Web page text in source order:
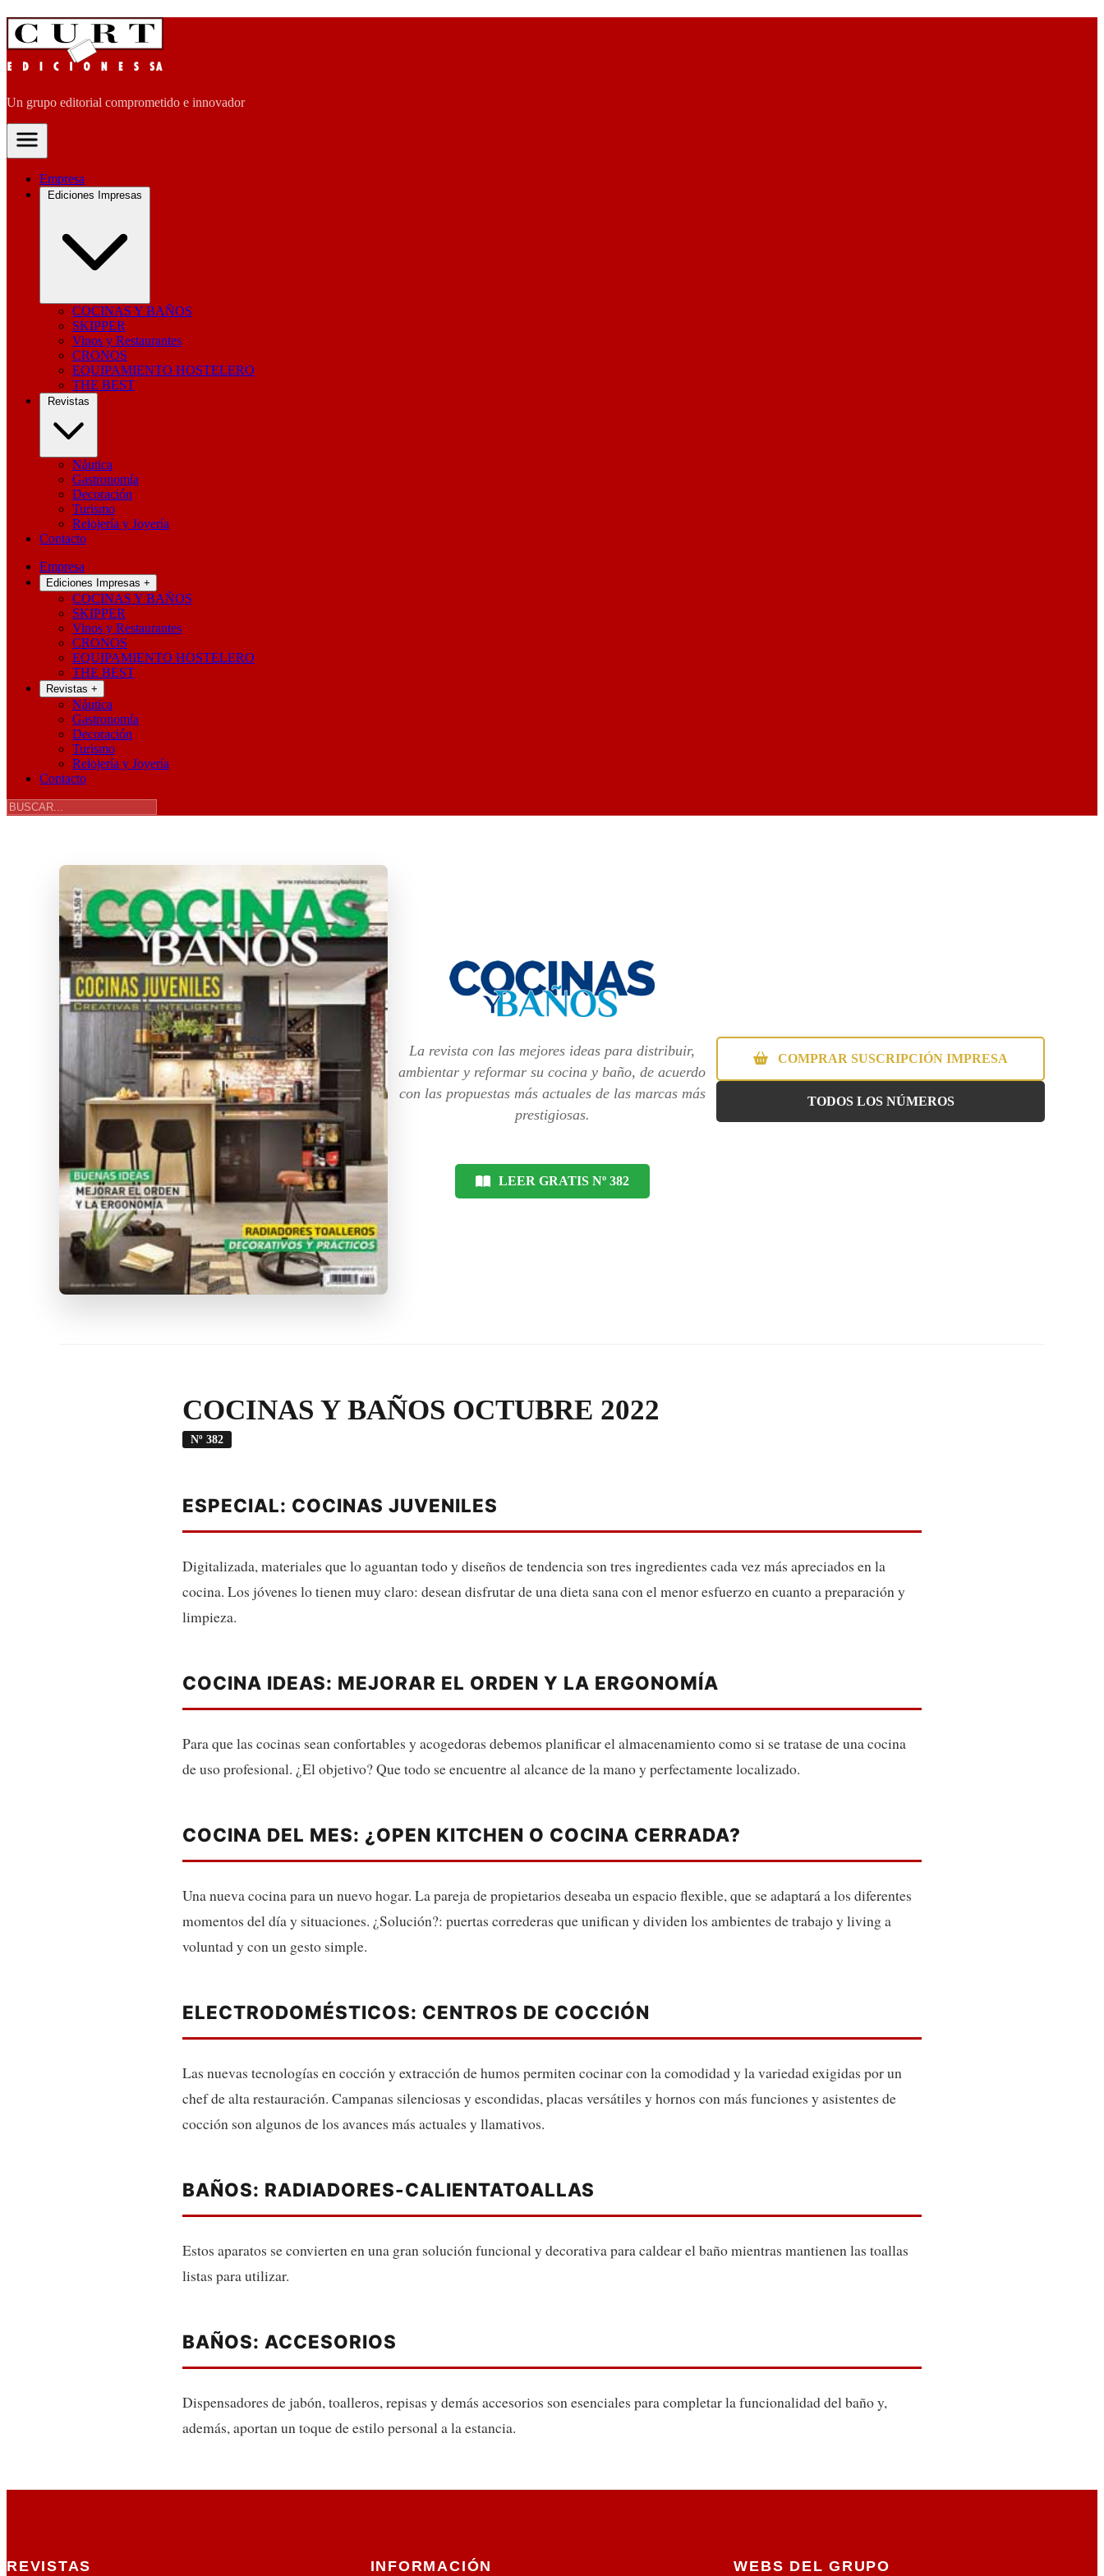
Un grupo editorial comprometido e innovador
Empresa
Ediciones Impresas
COCINAS Y BAÑOS
SKIPPER
Vinos y Restaurantes
CRONOS
EQUIPAMIENTO HOSTELERO
THE BEST
Revistas
Náutica
Gastronomía
Decoración
Turismo
Relojería y Joyería
Contacto
Empresa
Ediciones Impresas +
COCINAS Y BAÑOS
SKIPPER
Vinos y Restaurantes
CRONOS
EQUIPAMIENTO HOSTELERO
THE BEST
Revistas +
Náutica
Gastronomía
Decoración
Turismo
Relojería y Joyería
Contacto
La revista con las mejores ideas para distribuir,
ambientar y reformar su cocina y baño, de acuerdo
con las propuestas más actuales de las marcas más
prestigiosas.
LEER GRATIS Nº 382
COMPRAR SUSCRIPCIÓN IMPRESA
TODOS LOS NÚMEROS
COCINAS Y BAÑOS OCTUBRE 2022
Nº 382
ESPECIAL: COCINAS JUVENILES
Digitalizada, materiales que lo aguantan todo y diseños de tendencia son tres ingredientes cada vez más apreciados en la
cocina. Los jóvenes lo tienen muy claro: desean disfrutar de una dieta sana con el menor esfuerzo en cuanto a preparación y
limpieza.
COCINA IDEAS: MEJORAR EL ORDEN Y LA ERGONOMÍA
Para que las cocinas sean confortables y acogedoras debemos planificar el almacenamiento como si se tratase de una cocina
de uso profesional. ¿El objetivo? Que todo se encuentre al alcance de la mano y perfectamente localizado.
COCINA DEL MES: ¿OPEN KITCHEN O COCINA CERRADA?
Una nueva cocina para un nuevo hogar. La pareja de propietarios deseaba un espacio flexible, que se adaptará a los diferentes
momentos del día y situaciones. ¿Solución?: puertas correderas que unifican y dividen los ambientes de trabajo y living a
voluntad y con un gesto simple.
ELECTRODOMÉSTICOS: CENTROS DE COCCIÓN
Las nuevas tecnologías en cocción y extracción de humos permiten cocinar con la comodidad y la variedad exigidas por un
chef de alta restauración. Campanas silenciosas y escondidas, placas versátiles y hornos con más funciones y asistentes de
cocción son algunos de los avances más actuales y llamativos.
BAÑOS: RADIADORES-CALIENTATOALLAS
Estos aparatos se convierten en una gran solución funcional y decorativa para caldear el baño mientras mantienen las toallas
listas para utilizar.
BAÑOS: ACCESORIOS
Dispensadores de jabón, toalleros, repisas y demás accesorios son esenciales para completar la funcionalidad del baño y,
además, aportan un toque de estilo personal a la estancia.
REVISTAS INFORMACIÓN WEBS DEL GRUPO